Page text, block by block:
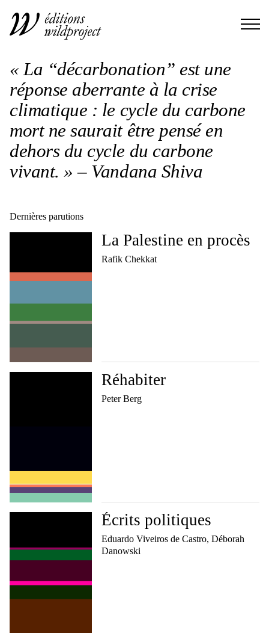
« La “décarbonation” est une
réponse aberrante à la crise
climatique : le cycle du carbone
mort ne saurait être pensé en
dehors du cycle du carbone
vivant. » – Vandana Shiva
Dernières parutions
La Palestine en procès
Rafik Chekkat
Réhabiter
Peter Berg
Écrits politiques
Eduardo Viveiros de Castro, Déborah
Danowski